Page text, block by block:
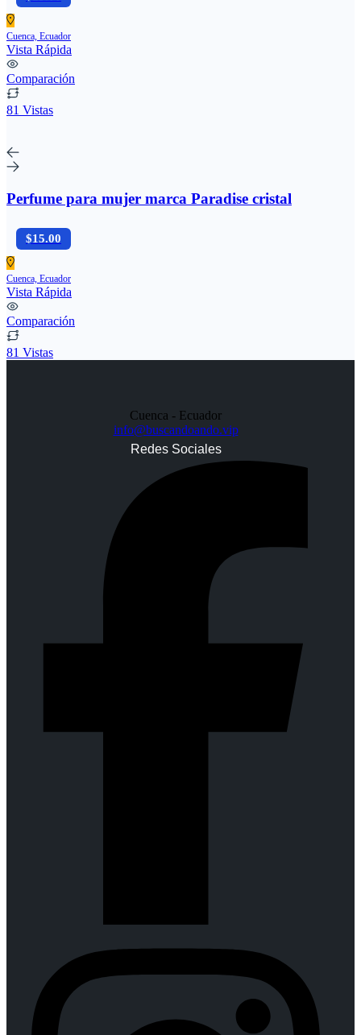
Cuenca, Ecuador
Vista Rápida
Comparación
81 Vistas
Perfume para mujer marca Paradise cristal
$15.00
Cuenca, Ecuador
Vista Rápida
Comparación
81 Vistas
Cuenca - Ecuador
info@buscandoando.vip
Redes Sociales